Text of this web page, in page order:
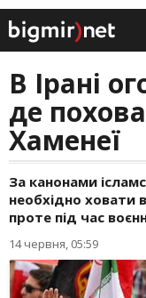
В Ірані
де
Хаменеї
За канонами
необхідно ховати
проте під час
14 червня, 05:59